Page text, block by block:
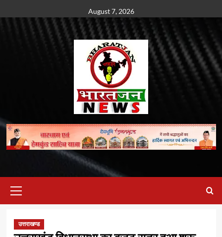
to
August 7, 2026
Menu
उत्तराखण्ड